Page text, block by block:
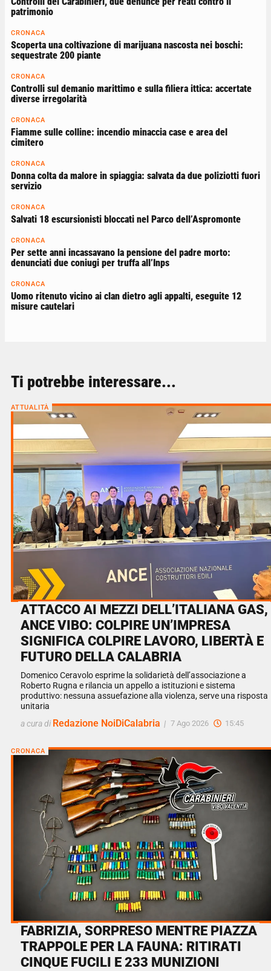
patrimonio
CRONACA
Scoperta una coltivazione di marijuana nascosta nei boschi:
sequestrate 200 piante
CRONACA
Controlli sul demanio marittimo e sulla filiera ittica: accertate
diverse irregolarità
CRONACA
Fiamme sulle colline: incendio minaccia case e area del
cimitero
CRONACA
Donna colta da malore in spiaggia: salvata da due poliziotti fuori
servizio
CRONACA
Salvati 18 escursionisti bloccati nel Parco dell’Aspromonte
CRONACA
Per sette anni incassavano la pensione del padre morto:
denunciati due coniugi per truffa all’Inps
CRONACA
Uomo ritenuto vicino ai clan dietro agli appalti, eseguite 12
misure cautelari
Ti potrebbe interessare...
ATTUALITÀ
ATTACCO AI MEZZI DELL’ITALIANA GAS,
ANCE VIBO: COLPIRE UN’IMPRESA
SIGNIFICA COLPIRE LAVORO, LIBERTÀ E
FUTURO DELLA CALABRIA
Domenico Ceravolo esprime la solidarietà dell’associazione a
Roberto Rugna e rilancia un appello a istituzioni e sistema
produttivo: nessuna assuefazione alla violenza, serve una risposta
unitaria
a cura di Redazione NoiDiCalabria | 7 Ago 2026 15:45
CRONACA
FABRIZIA, SORPRESO MENTRE PIAZZA
TRAPPOLE PER LA FAUNA: RITIRATI
CINQUE FUCILI E 233 MUNIZIONI